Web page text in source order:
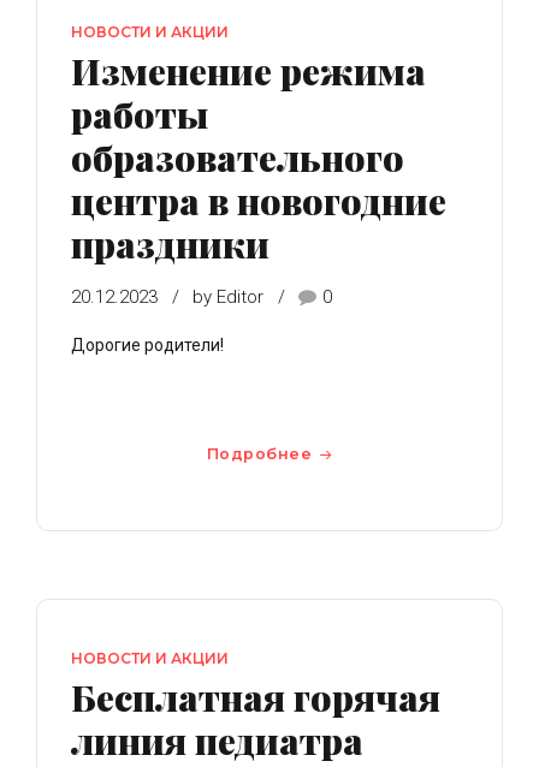
НОВОСТИ И АКЦИИ
Изменение режима
работы
образовательного
центра в новогодние
праздники
20.12.2023 by Editor 0
Дорогие родители!
Подробнее
НОВОСТИ И АКЦИИ
Бесплатная горячая
линия педиатра